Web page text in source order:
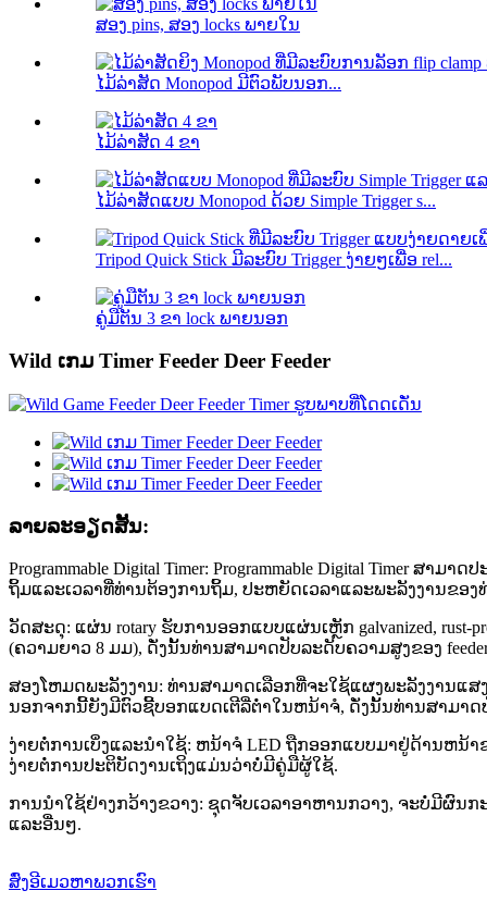
ສອງ pins, ສອງ locks ພາຍໃນ
ໄມ້​ລ່າ​ສັດ Monopod ມີ​ຕົວ​ພັບ​ນອກ...
ໄມ້ລ່າສັດ 4 ຂາ
ໄມ້ລ່າສັດແບບ Monopod ດ້ວຍ Simple Trigger s...
Tripod Quick Stick ມີລະບົບ Trigger ງ່າຍໆເພື່ອ rel...
ຄູ່ມືຕັນ 3 ຂາ lock ພາຍນອກ
Wild ເກມ Timer Feeder Deer Feeder
ລາຍ​ລະ​ອຽດ​ສັ້ນ​:
Programmable Digital Timer: Programmable Digital Timer
ຖິ້ມແລະເວລາທີ່ທ່ານຕ້ອງການຖິ້ມ, ປະຫຍັດເວລາແລະພະລັງງານຂອງ
ວັດສະດຸ: ແຜ່ນ rotary ຮັບການອອກແບບແຜ່ນເຫຼັກ galvanized, rust-
(ຄວາມຍາວ 8 ມມ), ດັ່ງນັ້ນທ່ານສາມາດປັບລະດັບຄວາມສູງຂອງ
ສອງໂຫມດພະລັງງານ: ທ່ານສາມາດເລືອກທີ່ຈະໃຊ້ແຜງພະລັງງານແ
ນອກຈາກນີ້ຍັງມີຕົວຊີ້ບອກແບດເຕີລີ່ຕ່ໍາໃນຫນ້າຈໍ, ດັ່ງນັ້ນທ່ານສາມາດ
ງ່າຍຕໍ່ການເບິ່ງແລະນໍາໃຊ້: ຫນ້າຈໍ LED ຖືກອອກແບບມາຢູ່ດ້ານຫ
ງ່າຍຕໍ່ການປະຕິບັດງານເຖິງແມ່ນວ່າບໍ່ມີຄູ່ມືຜູ້ໃຊ້.
ການນໍາໃຊ້ຢ່າງກວ້າງຂວາງ: ຊຸດຈັບເວລາອາຫານກວາງ, ຈະບໍ່ມີຜົ
ແລະອື່ນໆ.
ສົ່ງອີເມວຫາພວກເຮົາ